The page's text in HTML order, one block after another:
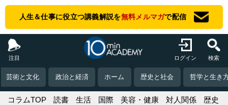
人生＆仕事に役立つ講義解説を無料メルマガで配信
注目 ログイン 検索
芸術と文化 政治と経済 ホーム 歴史と社会 哲学と生き
コラムTOP 読書 生活 国際 美容・健康 対人関係 歴史